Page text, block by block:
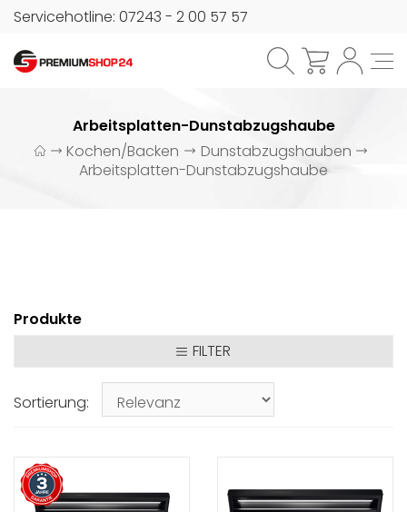
Servicehotline: 07243 - 2 00 57 57
Arbeitsplatten-Dunstabzugshaube
Kochen/Backen
Dunstabzugshauben
Arbeitsplatten-Dunstabzugshaube
Produkte
FILTER
Sortierung: